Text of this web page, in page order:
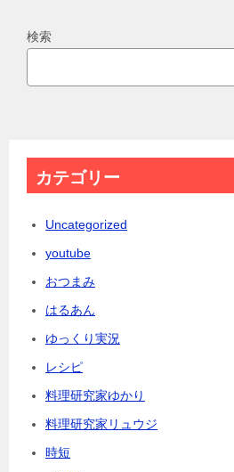
検索
カテゴリー
Uncategorized
youtube
おつまみ
はるあん
ゆっくり実況
レシピ
料理研究家ゆかり
料理研究家リュウジ
時短